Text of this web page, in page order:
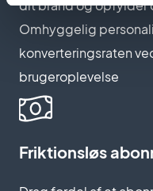
dit brand og opfylder
Omhyggelig
konverteringsraten
brugeroplevelse
Friktionsløs